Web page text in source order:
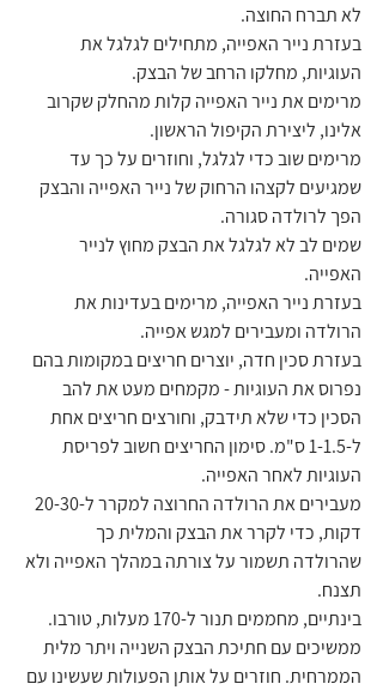
לא תברח החוצה.
בעזרת נייר האפייה, מתחילים לגלגל את
העוגיות, מחלקו הרחב של הבצק.
מרימים את נייר האפייה קלות מהחלק שקרוב
אלינו, ליצירת הקיפול הראשון.
מרימים שוב כדי לגלגל, וחוזרים על כך עד
שמגיעים לקצהו הרחוק של נייר האפייה והבצק
הפך לרולדה סגורה.
שמים לב לא לגלגל את הבצק מחוץ לנייר
האפייה.
בעזרת נייר האפייה, מרימים בעדינות את
הרולדה ומעבירים למגש אפייה.
בעזרת סכין חדה, יוצרים חריצים במקומות בהם
נפרוס את העוגיות - מקמחים מעט את להב
הסכין כדי שלא תידבק, וחורצים חריצים אחת
ל-1-1.5 ס"מ. סימון החריצים חשוב לפריסת
העוגיות לאחר האפייה.
דקות, כדי לקרר את הבצק והמלית כך
שהרולדה תשמור על צורתה במהלך האפייה ולא
תצנח.
בינתיים, מחממים תנור ל-170 מעלות, טורבו.
ממשיכים עם חתיכת הבצק השנייה ויתר מלית
הממרחית. חוזרים על אותן הפעולות שעשינו עם